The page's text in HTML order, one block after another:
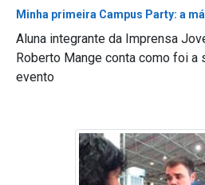
Minha primeira Campus Party: a
Aluna integrante da Imprensa
Roberto Mange conta como foi a
evento